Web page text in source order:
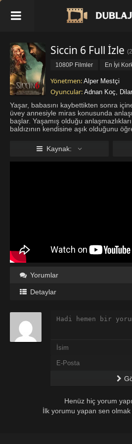
Siccin 6 Full İzle (
1080P Filmler
Yönetmen: Alper Mestçi
Oyuncular: Adnan Koç,
Yaşar, babasını kaybettikten sonra
üvey annesiyle miras konusunda
başlar. Yaşamış olduğu
baldızının kendisine aşık olduğunu
... Daha fazla göster
Kaynak:
Yorumlar
Detaylar
Henüz hiç yorum
İlk yorumu yapan sen